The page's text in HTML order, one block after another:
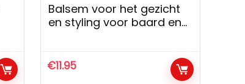
Balsem voor het gezicht
en styling voor baard en
€11.95